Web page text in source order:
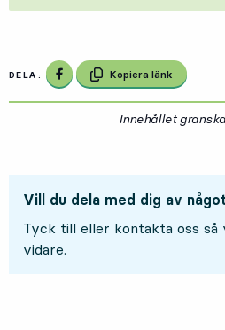
DELA: Dela på Facebook
Kopiera länk
Innehållet
Vill du dela med dig av
Tyck till eller kontakta oss så
vidare.